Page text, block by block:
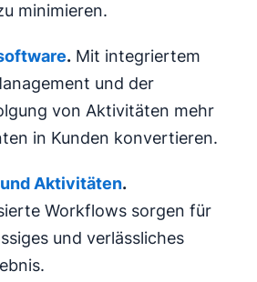
minimieren.
. Mit integriertem
und der
von Aktivitäten mehr
in Kunden konvertieren.
Aktivitäten.
Workflows sorgen für
und verlässliches